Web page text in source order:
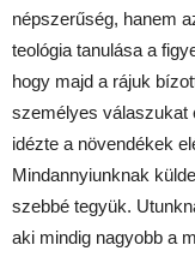
népszerűség, hanem
teológia tanulása a
hogy majd a rájuk
személyes válaszukat
idézte a növendékek
Mindannyiunknak
szebbé tegyük.
aki mindig nagyobb a